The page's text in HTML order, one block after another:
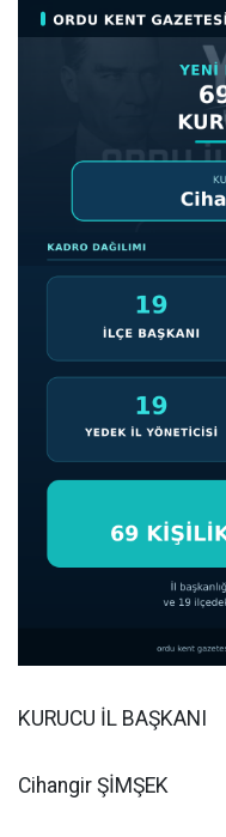
KURUCU İL BAŞKANI
Cihangir ŞİMŞEK